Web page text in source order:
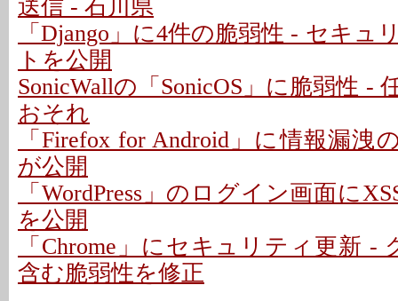
送信 - 石川県
「Django」に4件の脆弱性 - セキュ
トを公開
SonicWallの「SonicOS」に脆弱性 -
おそれ
「Firefox for Android」に情報漏洩
が公開
「WordPress」のログイン画面に
を公開
「Chrome」にセキュリティ更新 -
含む脆弱性を修正